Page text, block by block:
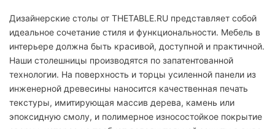
Дизайнерские столы от THETABLE.RU представляет собой
идеальное сочетание стиля и функциональности. Мебель в
интерьере должна быть красивой, доступной и практичной.
Наши столешницы производятся по запатентованной
технологии. На поверхность и торцы усиленной панели из
инженерной древесины наносится качественная печать
текстуры, имитирующая массив дерева, камень или
эпоксидную смолу, и полимерное износостойкое покрытие